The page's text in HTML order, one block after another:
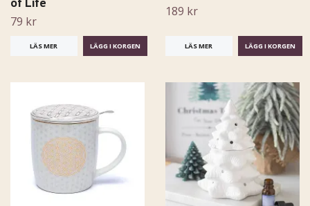
79 kr
LÄS MER
189 kr
LÄS MER